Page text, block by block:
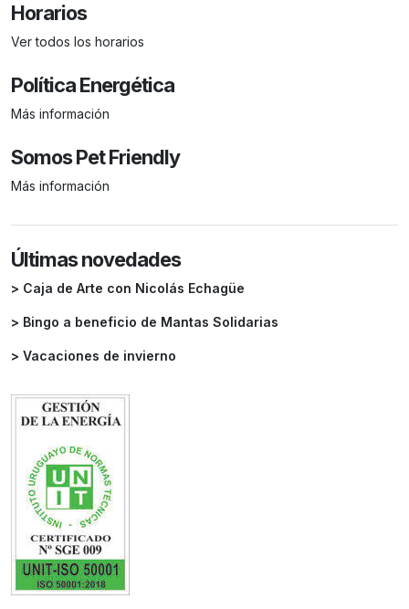
Horarios
Ver todos los horarios
Política Energética
Más información
Somos Pet Friendly
Más información
Últimas novedades
> Caja de Arte con Nicolás Echagüe
> Bingo a beneficio de Mantas Solidarias
> Vacaciones de invierno